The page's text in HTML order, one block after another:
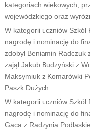
kategoriach wiekowych,
wojewódzkiego oraz
W kategorii uczniów
nagrodę i nominację do
zdobył Beniamin Radczuk
zajął Jakub Budzyński z
Maksymiuk z Komarówki
Paszk Dużych.
W kategorii uczniów
nagrodę i nominację do
Gaca z Radzynia